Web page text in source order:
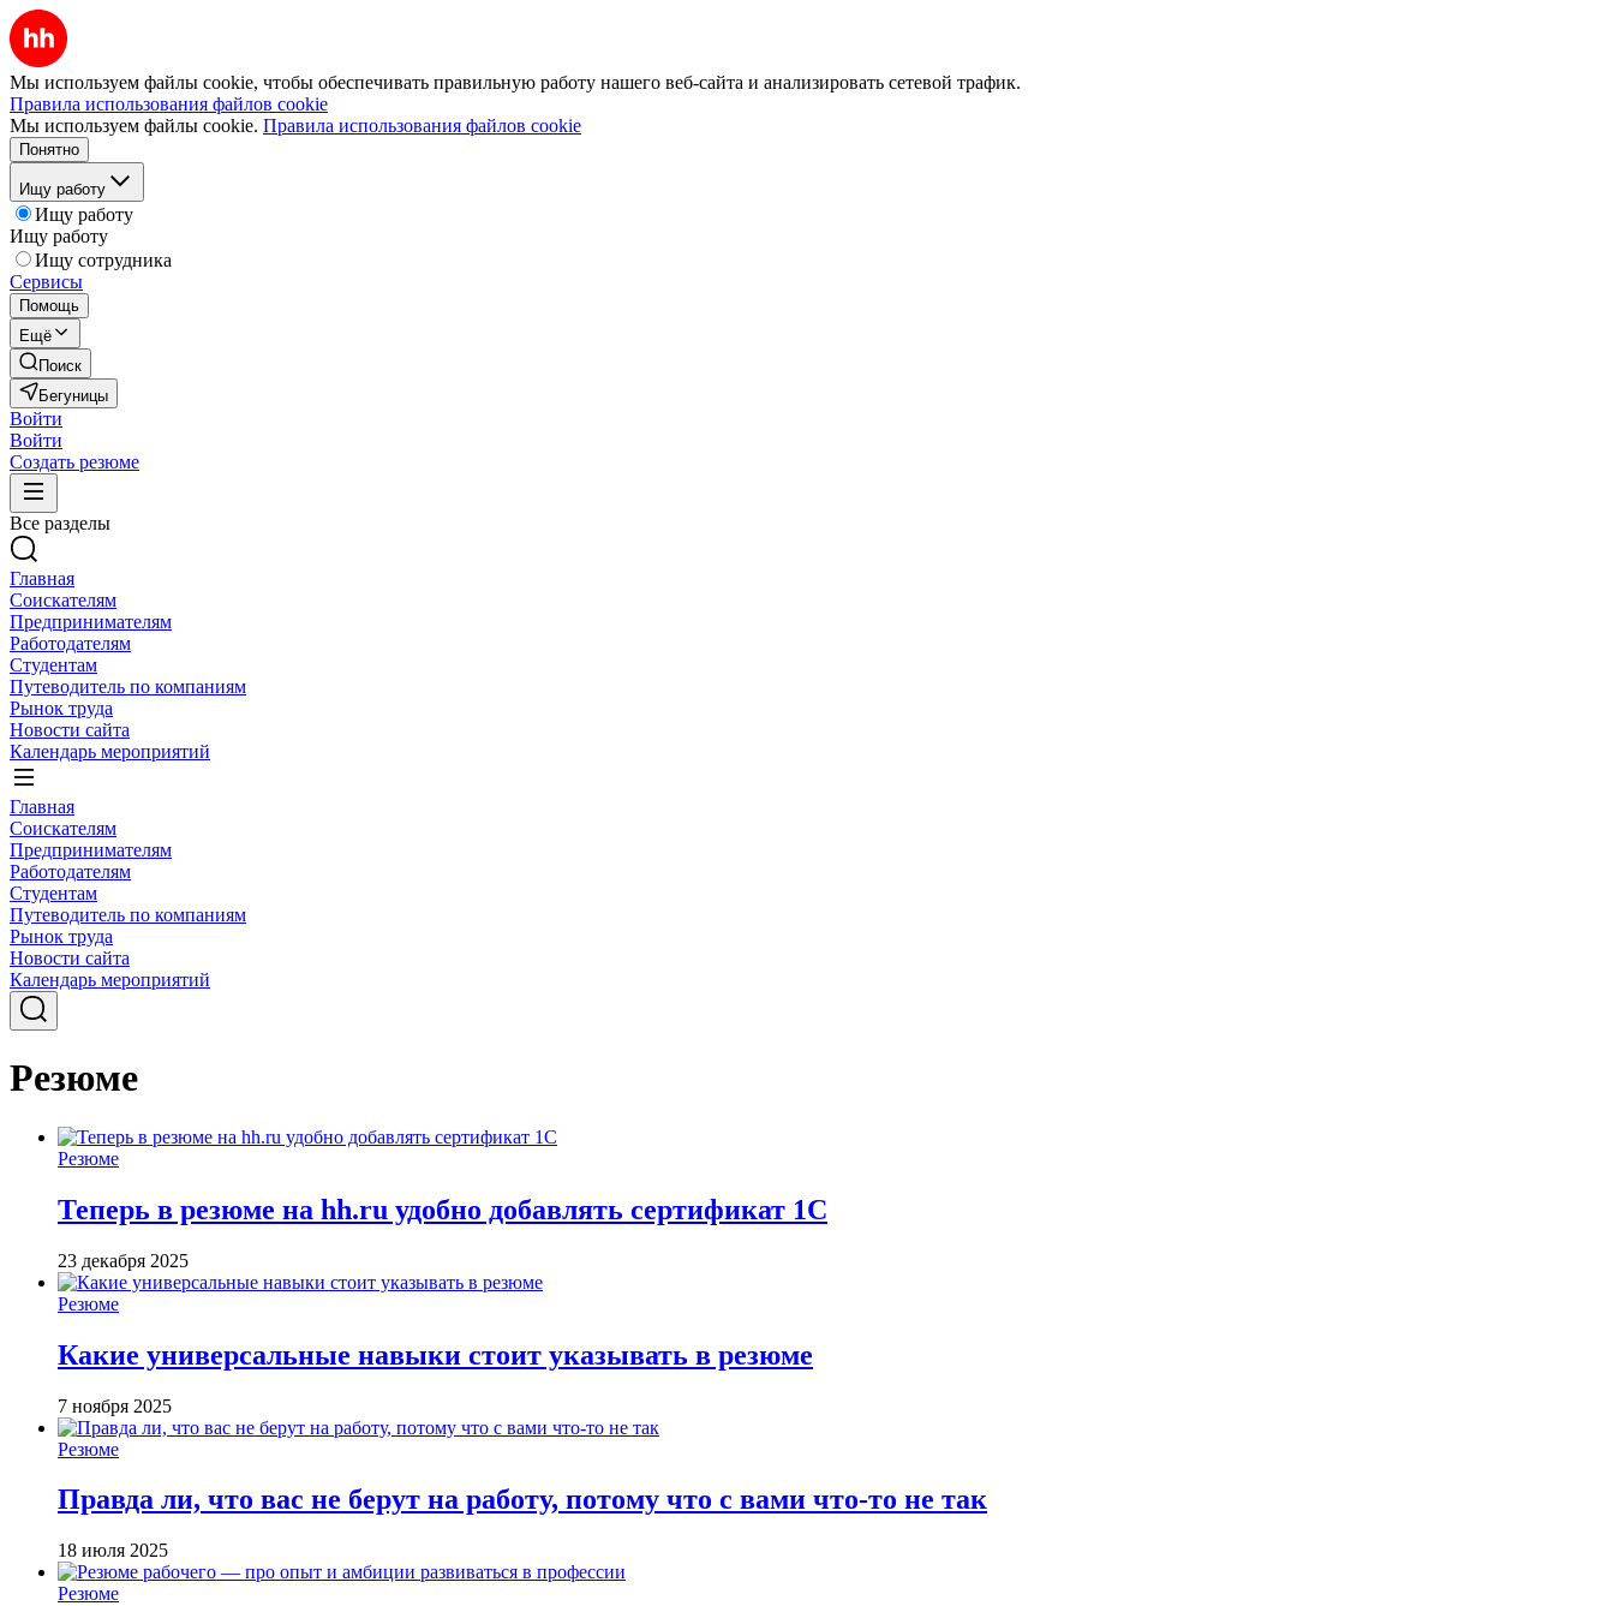
Мы используем файлы cookie, чтобы обеспечивать правильную работу нашего веб-сайта и анализировать сетевой трафик.
Правила использования файлов cookie
Мы используем файлы cookie. Правила использования файлов cookie
Понятно
Ищу работу
Ищу работу
Ищу работу
Ищу сотрудника
Сервисы
Помощь
Ещё
Поиск
Бегуницы
Войти
Войти
Создать резюме
Все разделы
Главная
Соискателям
Предпринимателям
Работодателям
Студентам
Путеводитель по компаниям
Рынок труда
Новости сайта
Календарь мероприятий
Главная
Соискателям
Предпринимателям
Работодателям
Студентам
Путеводитель по компаниям
Рынок труда
Новости сайта
Календарь мероприятий
Резюме
Резюме
Теперь в резюме на hh.ru удобно добавлять сертификат 1С
23 декабря 2025
Резюме
Какие универсальные навыки стоит указывать в резюме
7 ноября 2025
Резюме
Правда ли, что вас не берут на работу, потому что с вами что-то не так
18 июля 2025
Резюме